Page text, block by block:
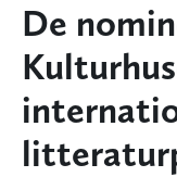
De